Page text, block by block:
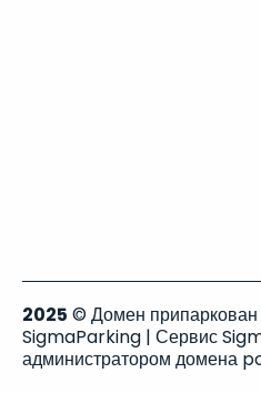
2025 © Домен
SigmaParking | Сервис
администратором домена